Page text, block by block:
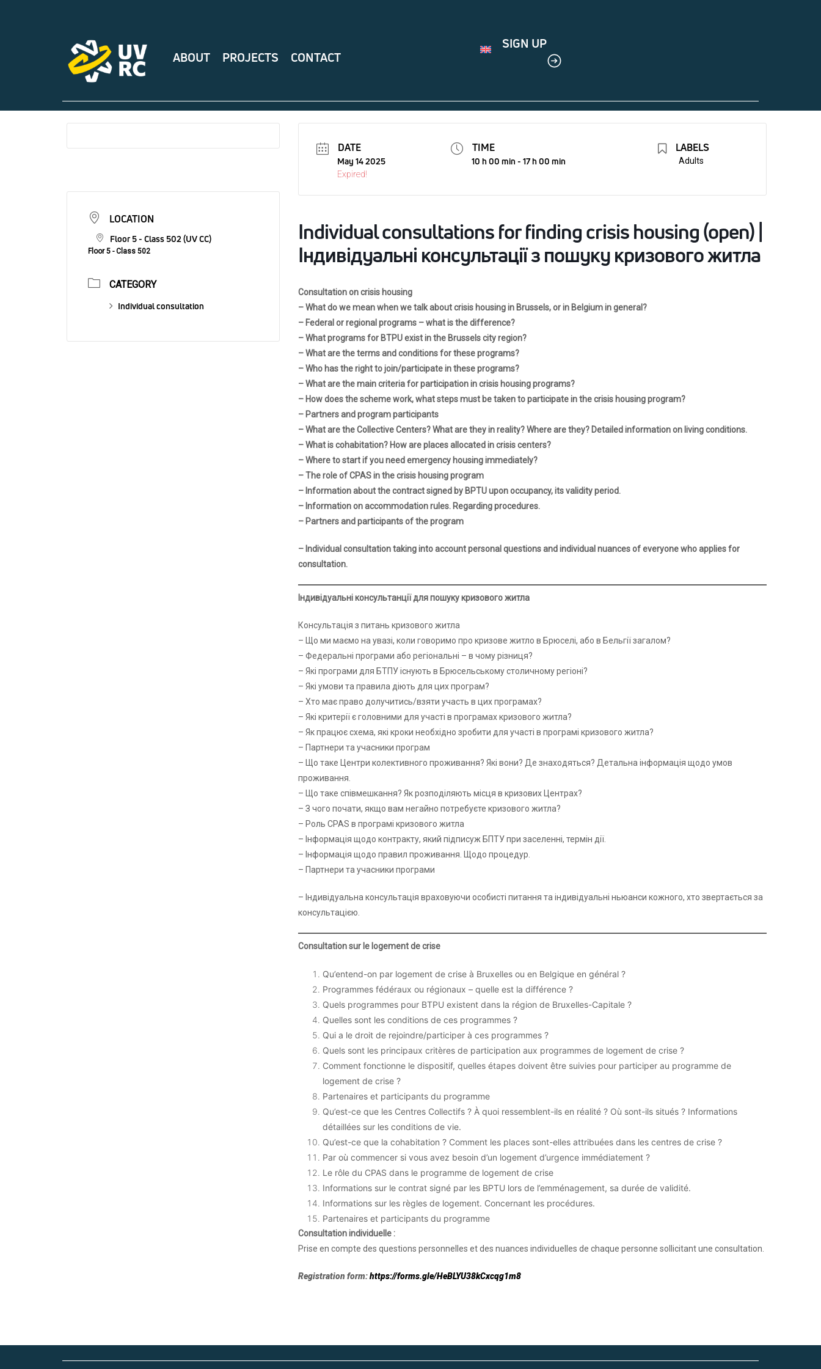
ABOUT PROJECTS CONTACT
SIGN UP
LOCATION
Floor 5 - Class 502 (UV CC)
Floor 5 - Class 502
CATEGORY
Individual consultation
DATE
May 14 2025
Expired!
TIME
10 h 00 min - 17 h 00 min
LABELS
Adults
Individual consultations for finding crisis housing (open) |
Індивідуальні консультації з пошуку кризового житла
Consultation on crisis housing
– What do we mean when we talk about crisis housing in Brussels, or in Belgium in general?
– Federal or regional programs – what is the difference?
– What programs for BTPU exist in the Brussels city region?
– What are the terms and conditions for these programs?
– Who has the right to join/participate in these programs?
– What are the main criteria for participation in crisis housing programs?
– How does the scheme work, what steps must be taken to participate in the crisis housing program?
– Partners and program participants
– What are the Collective Centers? What are they in reality? Where are they? Detailed information on living conditions.
– What is cohabitation? How are places allocated in crisis centers?
– Where to start if you need emergency housing immediately?
– The role of CPAS in the crisis housing program
– Information about the contract signed by BPTU upon occupancy, its validity period.
– Information on accommodation rules. Regarding procedures.
– Partners and participants of the program
– Individual consultation taking into account personal questions and individual nuances of everyone who applies for
consultation.
Індивідуальні консультанції для пошуку кризового житла
Консультація з питань кризового житла
– Що ми маємо на увазі, коли говоримо про кризове житло в Брюселі, або в Бельгії загалом?
– Федеральні програми або регіональні – в чому різниця?
– Які програми для БТПУ існують в Брюсельському столичному регіоні?
– Які умови та правила діють для цих програм?
– Хто має право долучитись/взяти участь в цих програмах?
– Які критерії є головними для участі в програмах кризового житла?
– Як працює схема, які кроки необхідно зробити для участі в програмі кризового житла?
– Партнери та учасники програм
– Що таке Центри колективного проживання? Які вони? Де знаходяться? Детальна інформація щодо умов
проживання.
– Що таке співмешкання? Як розподіляють місця в кризових Центрах?
– З чого почати, якщо вам негайно потребуєте кризового житла?
– Роль CPAS в програмі кризового житла
– Інформація щодо контракту, який підписуж БПТУ при заселенні, термін дії.
– Інформація щодо правил проживання. Щодо процедур.
– Партнери та учасники програми
– Індивідуальна консультація враховуючи особисті питання та індивідуальні ньюанси кожного, хто звертається за
консультацією.
Consultation sur le logement de crise
Qu’entend-on par logement de crise à Bruxelles ou en Belgique en général ?
Programmes fédéraux ou régionaux – quelle est la différence ?
Quels programmes pour BTPU existent dans la région de Bruxelles-Capitale ?
Quelles sont les conditions de ces programmes ?
Qui a le droit de rejoindre/participer à ces programmes ?
Quels sont les principaux critères de participation aux programmes de logement de crise ?
Comment fonctionne le dispositif, quelles étapes doivent être suivies pour participer au programme de
logement de crise ?
Partenaires et participants du programme
Qu’est-ce que les Centres Collectifs ? À quoi ressemblent-ils en réalité ? Où sont-ils situés ? Informations
détaillées sur les conditions de vie.
Qu’est-ce que la cohabitation ? Comment les places sont-elles attribuées dans les centres de crise ?
Par où commencer si vous avez besoin d’un logement d’urgence immédiatement ?
Le rôle du CPAS dans le programme de logement de crise
Informations sur le contrat signé par les BPTU lors de l’emménagement, sa durée de validité.
Informations sur les règles de logement. Concernant les procédures.
Partenaires et participants du programme
Consultation individuelle :
Prise en compte des questions personnelles et des nuances individuelles de chaque personne sollicitant une consultation.
Registration form:https://forms.gle/HeBLYU38kCxcqg1m8